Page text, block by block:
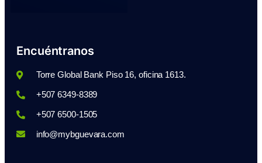
Encuéntranos
Torre Global Bank Piso 16, oficina 1613.
+507 6349-8389
+507 6500-1505
info@mybguevara.com